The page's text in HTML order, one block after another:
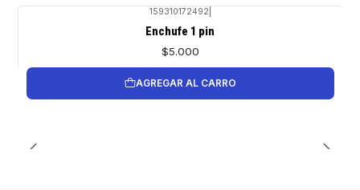
159310172492
Enchufe 1 pin
$5.000
AGREGAR AL CARRO